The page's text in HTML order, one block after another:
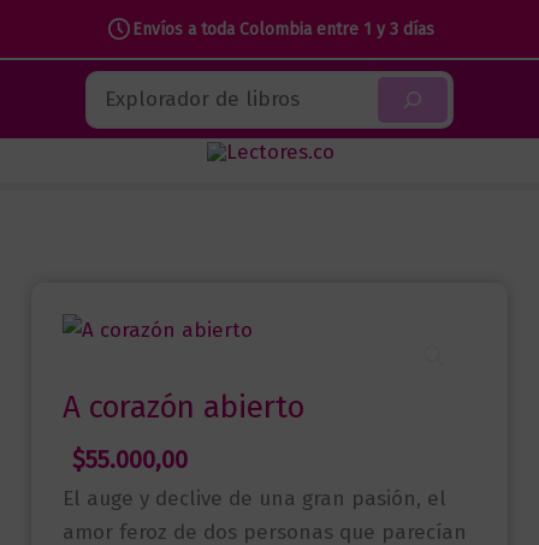
Envíos a toda Colombia entre 1 y 3 días
contenido
Buscar
A corazón abierto
$55.000,00
El auge y declive de una gran pasión, el
amor feroz de dos personas que parecían